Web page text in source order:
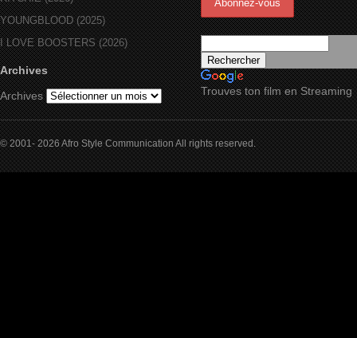
YOUNGBLOOD (2025)
I LOVE BOOSTERS (2026)
Archives
Archives
Trouves ton film en Streaming
© 2001- 2026 Afro Style Communication All rights reserved.